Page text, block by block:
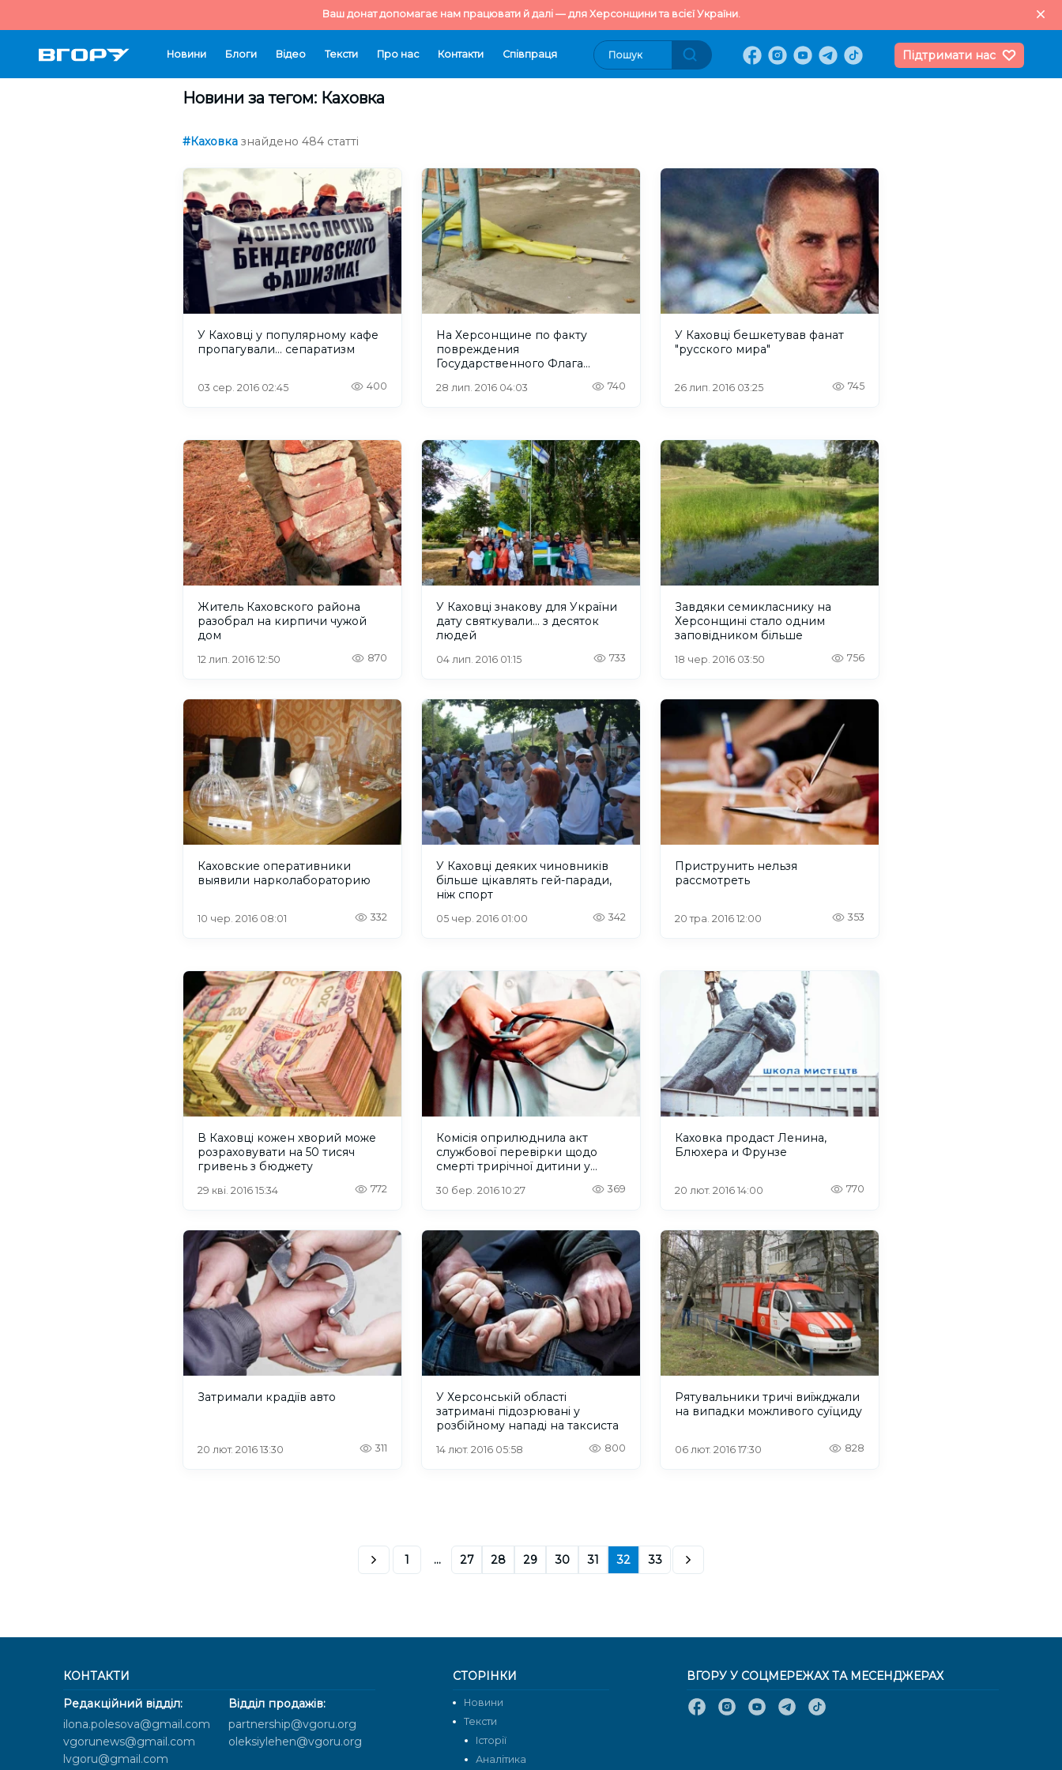
Ваш донат допомагає нам працювати й далі — для Херсонщини та всієї України.
Новини Блоги Відео Тексти Про нас Контакти Cпівпраця Підтримати нас
Новини за тегом: Каховка
#Каховка знайдено 484 статті
У Каховці у популярному кафе
пропагували... сепаратизм
03 сер. 2016 02:45 400
На Херсонщине по факту
повреждения
Государственного Флага
производство
28 лип. 2016 04:03 740
У Каховці бешкетував фанат
"русского мира"
26 лип. 2016 03:25 745
Житель Каховского района
разобрал на кирпичи чужой
дом
12 лип. 2016 12:50 870
У Каховці знакову для України
дату святкували... з десяток
людей
04 лип. 2016 01:15 733
Завдяки семикласнику на
Херсонщині стало одним
заповідником більше
18 чер. 2016 03:50 756
Каховские оперативники
выявили нарколабораторию
10 чер. 2016 08:01 332
У Каховці деяких чиновників
більше цікавлять гей-паради,
ніж спорт
05 чер. 2016 01:00 342
Приструнить нельзя
рассмотреть
20 тра. 2016 12:00 353
В Каховці кожен хворий може
розраховувати на 50 тисяч
гривень з бюджету
29 кві. 2016 15:34 772
Комісія оприлюднила акт
службової перевірки щодо
смерті трирічної дитини у
30 бер. 2016 10:27 369
Каховка продаст Ленина,
Блюхера и Фрунзе
20 лют. 2016 14:00 770
Затримали крадіїв авто
20 лют. 2016 13:30 311
У Херсонській області
затримані підозрювані у
розбійному нападі на таксиста
14 лют. 2016 05:58 800
Рятувальники тричі виїжджали
на випадки можливого суїциду
06 лют. 2016 17:30 828
1 ... 27 28 29 30 31 32 33
КОНТАКТИ
Редакційний відділ:
ilona.polesova@gmail.com
vgorunews@gmail.com
lvgoru@gmail.com
Відділ продажів:
partnership@vgoru.org
oleksiylehen@vgoru.org
СТОРІНКИ
Новини
Тексти
Історії
Аналітика
ВГОРУ У СОЦМЕРЕЖАХ ТА МЕСЕНДЖЕРАХ